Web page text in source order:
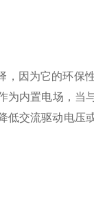
因为它的环保
为内置电场，当
低交流驱动电压